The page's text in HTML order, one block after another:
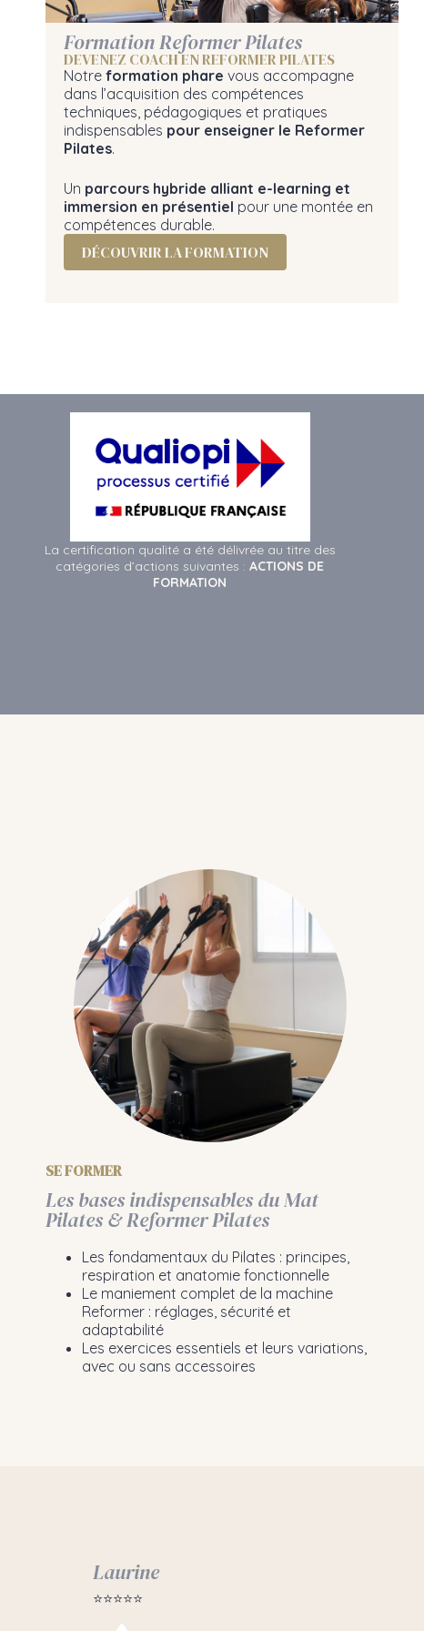
Formation Reformer Pilates
DEVENEZ COACH EN REFORMER PILATES
Notre formation phare vous accompagne
dans l’acquisition des compétences
techniques, pédagogiques et pratiques
indispensables pour enseigner le Reformer
Pilates.
Un parcours hybride alliant e-learning et
immersion en présentiel pour une montée en
compétences durable.
DÉCOUVRIR LA FORMATION
La certification qualité a été délivrée au titre des
catégories d’actions suivantes :ACTIONS DE
FORMATION
SE FORMER
Les bases indispensables du Mat
Pilates & Reformer Pilates
Les fondamentaux du Pilates : principes,
respiration et anatomie fonctionnelle
Le maniement complet de la machine
Reformer : réglages, sécurité et
adaptabilité
Les exercices essentiels et leurs variations,
avec ou sans accessoires
Bruno
⭐⭐⭐⭐⭐